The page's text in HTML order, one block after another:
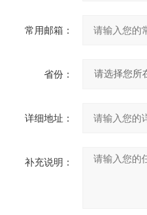
常用邮箱：
省份：
详细地址：
补充说明：